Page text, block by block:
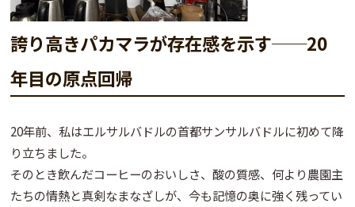
誇り高きパカマラが存在感を示す──20
年目の原点回帰
20年前、私はエルサルバドルの首都サンサルバドルに初めて降
り立ちました。
そのとき飲んだコーヒーのおいしさ、酸の質感、何より農園主
たちの情熱と真剣なまなざしが、今も記憶の奥に強く残ってい